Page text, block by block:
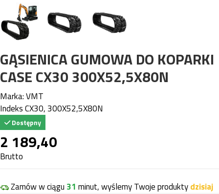
GĄSIENICA GUMOWA DO KOPARKI
CASE CX30 300X52,5X80N
Marka:VMT
IndeksCX30, 300X52,5X80N
Dostępny
2 189,40
Brutto
Zamów w ciągu 31 minut, wyślemy Twoje produktydzisiaj